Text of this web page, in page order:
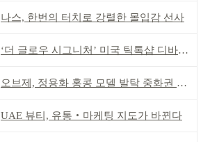
나스, 한번의 터치로 강렬한 몰입감 선사
‘더 글로우 시그니처’ 미국 틱톡샵 디바이스 부문 1위
오브제, 정용화 홍콩 모델 발탁 중화권 공략 강화
UAE 뷰티, 유통‧마케팅 지도가 바뀐다